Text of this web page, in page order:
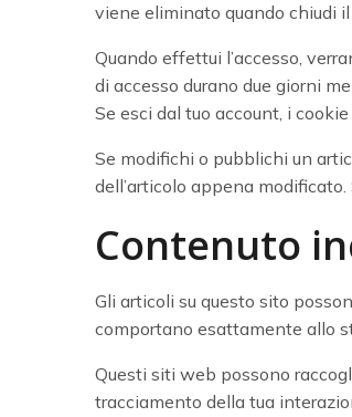
viene eliminato quando chiudi
Quando effettui l’accesso,
di accesso durano due giorni
Se esci dal tuo account, i
Se modifichi o pubblichi un
dell’articolo appena
Contenuto
Gli articoli su questo sito
comportano esattamente allo
Questi siti web possono
tracciamento della tua